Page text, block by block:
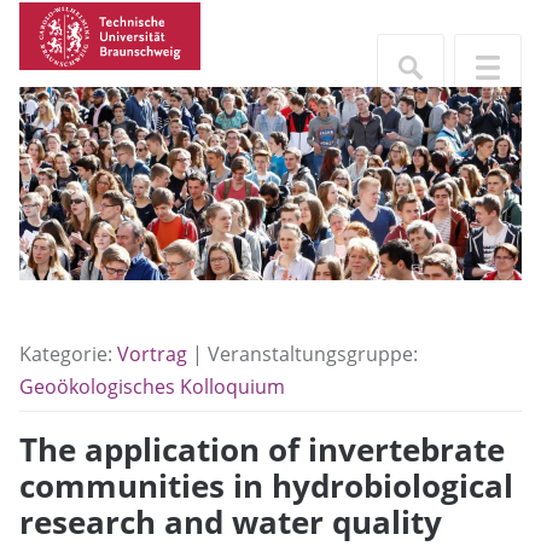
Kategorie: Vortrag | Veranstaltungsgruppe:
Geoökologisches Kolloquium
The application of invertebrate
communities in hydrobiological
research and water quality